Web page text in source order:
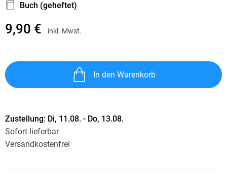
Buch (geheftet)
9,90 € inkl. Mwst.
In den Warenkorb
Zustellung: Di, 11.08. - Do, 13.08.
Sofort lieferbar
Versandkostenfrei